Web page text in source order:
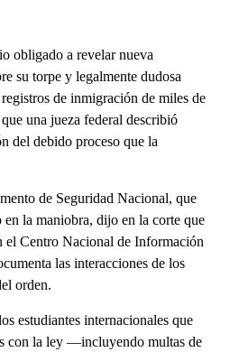
obligado a revelar nueva
su torpe y legalmente dudosa
de inmigración de miles de
una jueza federal describió
del debido proceso que la
de Seguridad Nacional, que
la maniobra, dijo en la corte que
el Centro Nacional de Información
las interacciones de los
orden.
estudiantes internacionales que
con la ley —incluyendo multas de